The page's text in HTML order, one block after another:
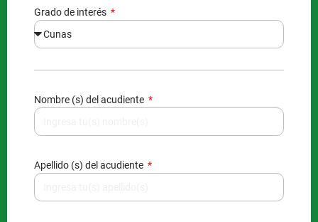
Grado de interés
Nombre (s) del acudiente
Apellido (s) del acudiente